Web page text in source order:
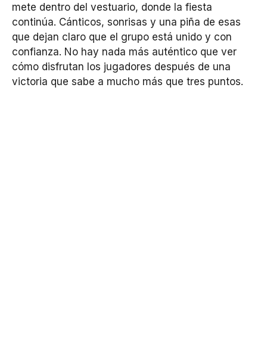
mete dentro del vestuario, donde la fiesta
continúa. Cánticos, sonrisas y una piña de esas
que dejan claro que el grupo está unido y con
confianza. No hay nada más auténtico que ver
cómo disfrutan los jugadores después de una
victoria que sabe a mucho más que tres puntos.